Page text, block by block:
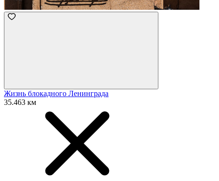
Жизнь блокадного Ленинграда
35.463 км